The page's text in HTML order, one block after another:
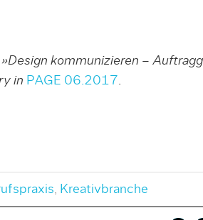
kommunizieren –
in PAGE 06.2017.
, Kreativbranche